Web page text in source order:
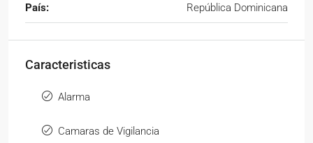
País: República Dominicana
Caracteristicas
Alarma
Camaras de Vigilancia